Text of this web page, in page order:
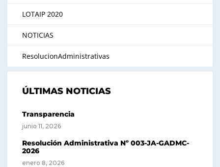
LOTAIP 2020
NOTICIAS
ResolucionAdministrativas
ÚLTIMAS NOTICIAS
Transparencia
junio 11, 2026
Resolución Administrativa Nº 003-JA-GADMC-
2026
enero 8, 2026